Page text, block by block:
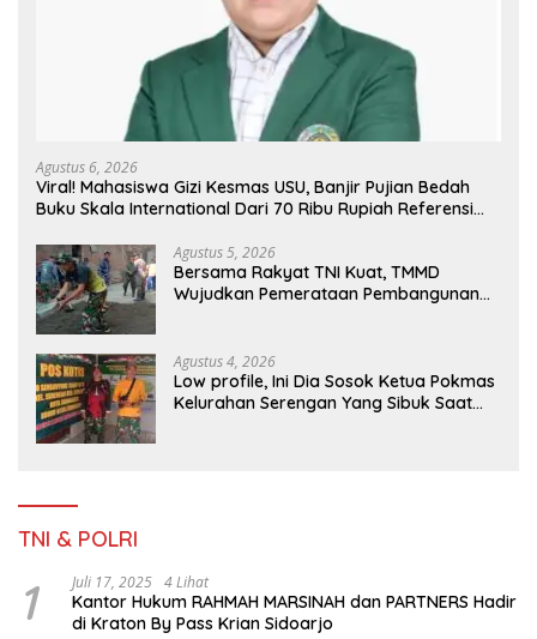
Agustus 6, 2026
Viral! Mahasiswa Gizi Kesmas USU, Banjir Pujian Bedah
Buku Skala International Dari 70 Ribu Rupiah Referensi
Agustus 5, 2026
Bersama Rakyat TNI Kuat, TMMD
Wujudkan Pemerataan Pembangunan
Agustus 4, 2026
Low profile, Ini Dia Sosok Ketua Pokmas
Kelurahan Serengan Yang Sibuk Saat
TNI & POLRI
1 Juli 17, 2025 4 Lihat
Kantor Hukum RAHMAH MARSINAH dan PARTNERS Hadir
di Kraton By Pass Krian Sidoarjo